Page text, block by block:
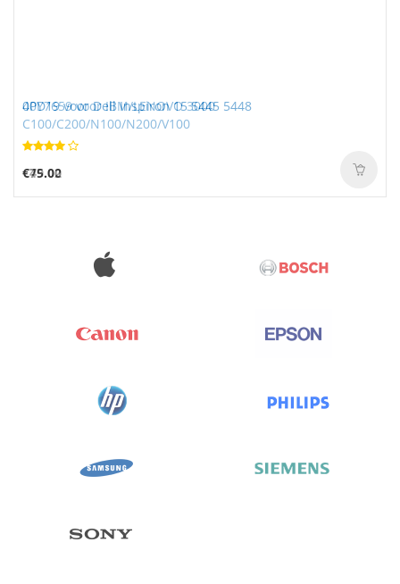
40Y7659 voor IBM/LENOVO 3000
C100/C200/N100/N200/V100
€49.02
0PD19 voor Dell Inspiron 15 5445 5448
€75.00